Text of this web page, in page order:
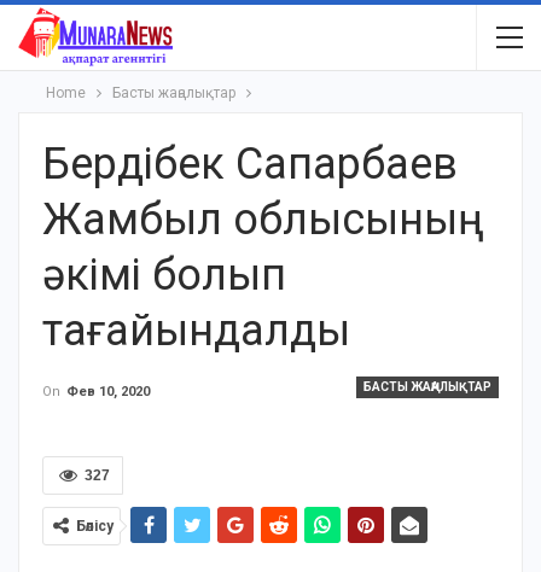
Home Басты жаңалықтар
Бердібек Сапарбаев
Жамбыл облысының
әкімі болып
тағайындалды
БАСТЫ ЖАҢАЛЫҚТАР
On Фев 10, 2020
327
Бөлісу